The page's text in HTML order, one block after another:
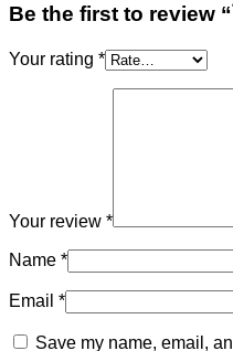
Be the first to review
Your rating *
Your review *
Name *
Email *
Save my name, email,